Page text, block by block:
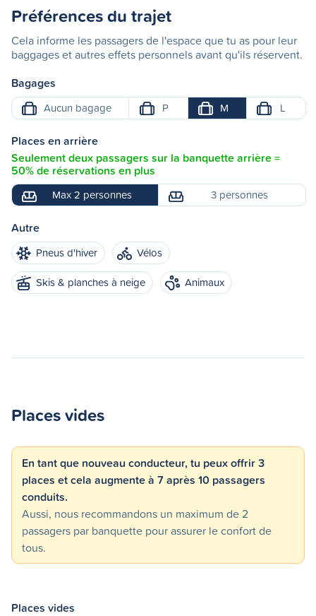
Préférences du trajet
Cela informe les passagers de l'espace que tu as pour leur
baggages et autres effets personnels avant qu'ils réservent.
Bagages
Aucun bagage P M L
Places en arrière
Seulement deux passagers sur la banquette arrière =
50% de réservations en plus
Max 2 personnes 3 personnes
Autre
Pneus d'hiver
Vélos
Skis & planches à neige
Animaux
Places vides
En tant que nouveau conducteur, tu peux offrir 3
places et cela augmente à 7 après 10 passagers
conduits.
Aussi, nous recommandons un maximum de 2
passagers par banquette pour assurer le confort de
tous.
Places vides